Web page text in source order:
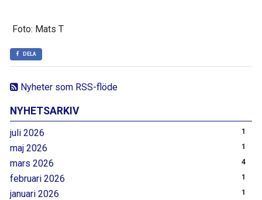
Nyheter som RSS-flöde
NYHETSARKIV
juli 2026 1
maj 2026 1
mars 2026 4
februari 2026 1
januari 2026 1
Foto: Mats T
DELA